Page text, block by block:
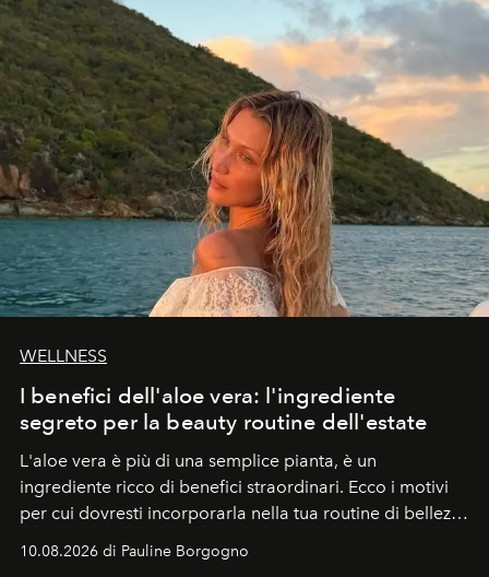
WELLNESS
I benefici dell'aloe vera: l'ingrediente
segreto per la beauty routine dell'estate
L'aloe vera è più di una semplice pianta, è un
ingrediente ricco di benefici straordinari. Ecco i motivi
per cui dovresti incorporarla nella tua routine di bellezza
e benessere.
10.08.2026 di Pauline Borgogno